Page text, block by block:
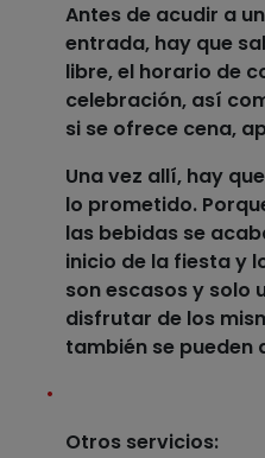
Antes de acudir a
entrada, hay que
libre, el horario de
celebración, así
si se ofrece cena,
Una vez allí, hay
lo prometido.
las bebidas se
inicio de la fiesta y
son escasos y solo
disfrutar de los
también se pueden
Otros servicios: